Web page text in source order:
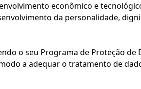
econômico e
da personalidade,
o seu Programa de Proteção de
a adequar o tratamento de